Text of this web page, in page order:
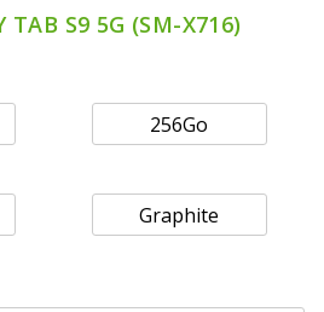
TAB S9 5G (SM-X716)
256Go
Graphite